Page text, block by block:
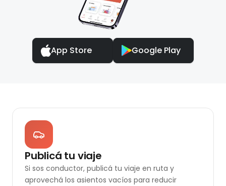
App Store Google Play
Publicá tu viaje
Si sos conductor, publicá tu viaje en ruta y
aprovechá los asientos vacíos para reducir